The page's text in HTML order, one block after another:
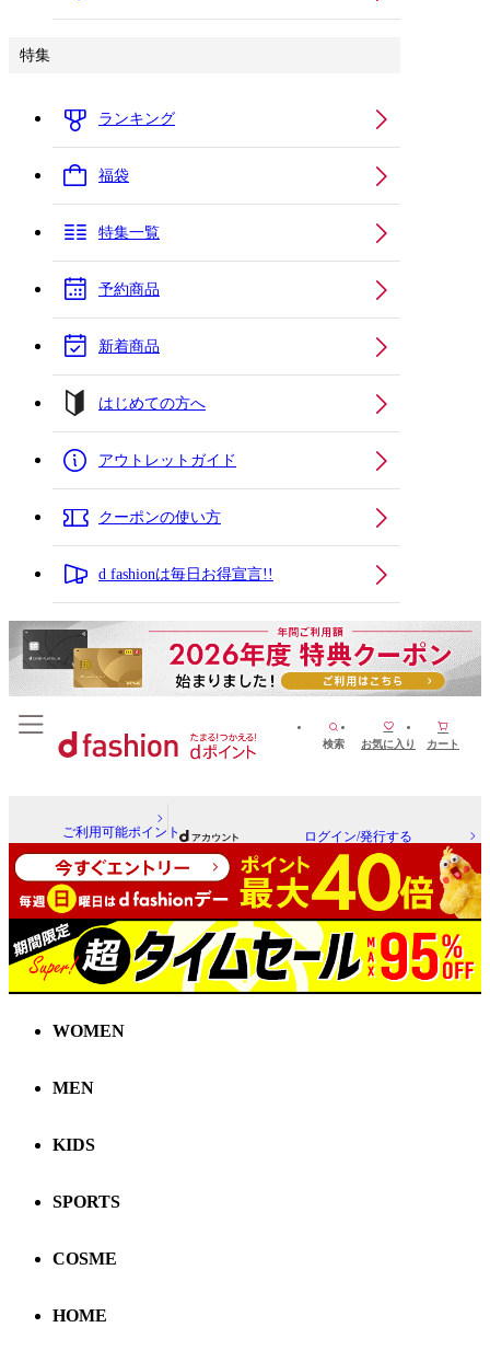
特集
ランキング
福袋
特集一覧
予約商品
新着商品
はじめての方へ
アウトレットガイド
クーポンの使い方
d fashionは毎日お得宣言!!
検索 お気に入り カート
ご利用可能ポイント ログイン/発行する
WOMEN
MEN
KIDS
SPORTS
COSME
HOME